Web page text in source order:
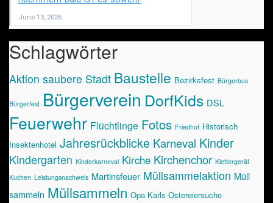
Schlagwörter
Aktion saubere Stadt Baustelle Bezirksfest Bürgerbus
Bürgerfest Bürgerverein DorfKids DSL
Feuerwehr Flüchtlinge Fotos Friedhof Historisch
Insektenhotel Jahresrückblicke Karneval Kinder
Kindergarten Kinderkarneval Kirche Kirchenchor Klettergerät
Kuchen Leistungsnachweis Martinsfeuer Müllsammelaktion Müll
sammeln Müllsammeln Opa Karls Ostereiersuche